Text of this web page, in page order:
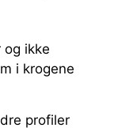
ikke
i krogene
profiler